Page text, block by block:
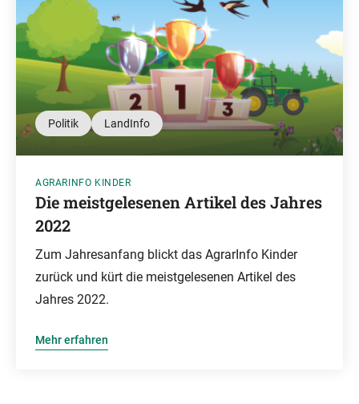
Politik LandInfo
AGRARINFO KINDER
Die meistgelesenen Artikel des Jahres
2022
Zum Jahresanfang blickt das AgrarInfo Kinder
zurück und kürt die meistgelesenen Artikel des
Jahres 2022.
Mehr erfahren